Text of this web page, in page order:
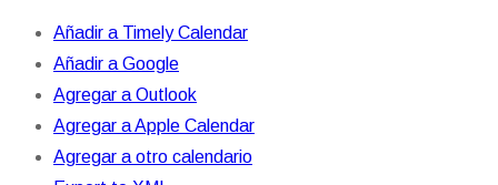
Añadir a Timely Calendar
Añadir a Google
Agregar a Outlook
Agregar a Apple Calendar
Agregar a otro calendario